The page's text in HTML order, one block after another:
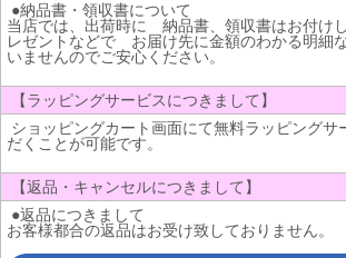
●納品書・領収書について
当店では、出荷時に 納品書、領収書はお付け
レゼントなどで お届け先に金額のわかる明細
いませんのでご安心ください。
【ラッピングサービスにつきまして】
ショッピングカート画面にて無料ラッピングサ
だくことが可能です。
【返品・キャンセルにつきまして】
●返品につきまして
お客様都合の返品はお受け致しておりません。